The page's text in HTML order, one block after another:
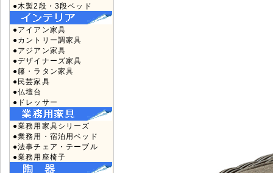
●木製2段・3段ベッド
●アイアン家具
●カントリー調家具
●アジアン家具
●デザイナーズ家具
●籐・ラタン家具
●民芸家具
●仏壇台
●ドレッサー
●業務用家具シリーズ
●業務用・宿泊用ベッド
●法事チェア・テーブル
●業務用座椅子